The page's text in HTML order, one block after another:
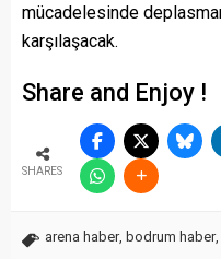
mücadelesinde
karşılaşacak.
Share and Enjoy !
SHARES
arena haber, bodrum haber,